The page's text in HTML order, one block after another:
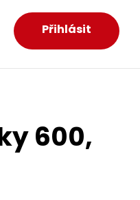
Přihlásit
600,